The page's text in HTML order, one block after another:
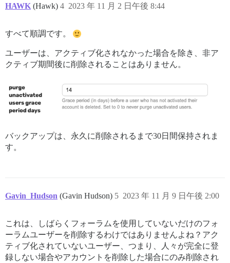
HAWK (Hawk) 2023 年 11 月 2 日午後 8:44
4
すべて順調です。
ユーザーは、アクティブ化されなかった場合を除き、非ア
クティブ期間後に削除されることはありません。
バックアップは、永久に削除されるまで30日間保持されま
す。
Gavin_Hudson (Gavin Hudson) 2023 年 11 月 9 日午後 2:00
5
これは、しばらくフォーラムを使用していないだけのフォ
ーラムユーザーを削除するわけではありませんよね？アク
ティブ化されていないユーザー、つまり、人々が完全に登
録しない場合やアカウントを削除した場合にのみ削除され